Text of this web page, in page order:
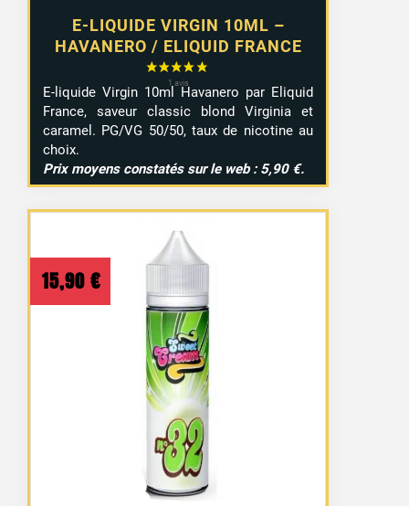
E-LIQUIDE VIRGIN 10ML –
HAVANERO / ELIQUID FRANCE
E-liquide Virgin 10ml Havanero par Eliquid
France, saveur classic blond Virginia et
caramel. PG/VG 50/50, taux de nicotine au
choix.
Prix moyens constatés sur le web : 5,90 €.
15,90 €